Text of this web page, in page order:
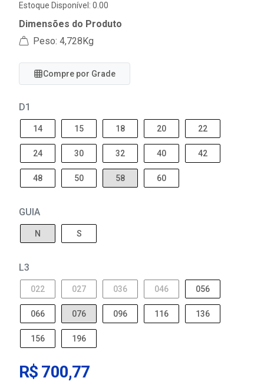
Estoque Disponível: 0.00
Dimensões do Produto
Peso: 4,728Kg
Compre por Grade
D1
14 15 18 20 22
24 30 32 40 42
48 50 58 60
GUIA
N S
L3
022 027 036 046 056
066 076 096 116 136
156 196
R$ 700,77